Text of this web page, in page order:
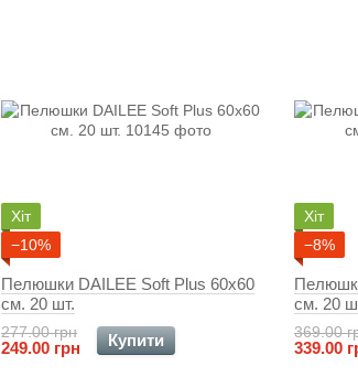
Хіт
−10%
Пелюшки DAILEE Soft Plus 60x60
см. 20 шт.
277.00 грн
249.00 грн Купити
Хіт
−8%
см. 20
369.00
339.00